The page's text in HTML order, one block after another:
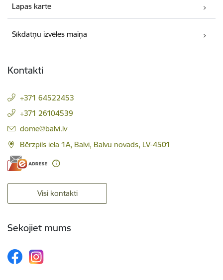
Lapas karte
Sīkdatņu izvēles maiņa
Kontakti
+371 64522453
+371 26104539
E-pasts:
dome@balvi.lv
Bērzpils iela 1A, Balvi, Balvu novads, LV-4501
Visi kontakti
Sekojiet mums